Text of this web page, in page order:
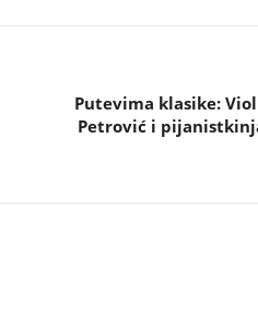
Putevima klasike:
Petrović i